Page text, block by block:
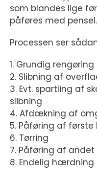
som blandes lige
påføres med pensel.
Processen ser
1. Grundig
2. Slibning af
3. Evt. spartling af
slibning
4. Afdækning af
5. Påføring af
6. Tørring
7. Påføring af andet
8. Endelig